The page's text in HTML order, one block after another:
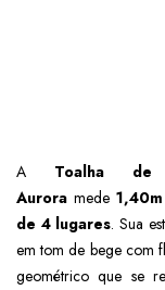
A Toalha de
Aurora mede
de 4 lugares. Sua
em tom de bege com
geométrico que se